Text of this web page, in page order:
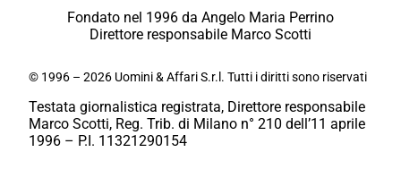
Fondato nel 1996 da Angelo Maria Perrino
Direttore responsabile Marco Scotti
© 1996 – 2026 Uomini & Affari S.r.l. Tutti i diritti sono riservati
Testata giornalistica registrata, Direttore responsabile
Marco Scotti, Reg. Trib. di Milano n° 210 dell’11 aprile
1996 – P.I. 11321290154